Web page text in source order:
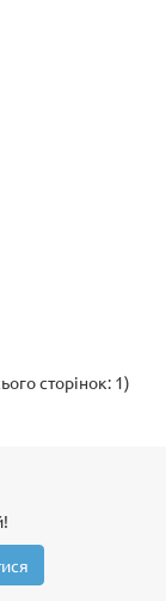
сторінок: 1)